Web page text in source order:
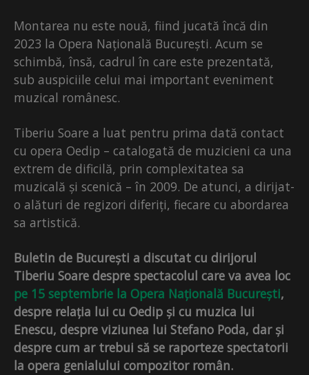
Montarea nu este nouă, fiind jucată încă din
2023 la Opera Națională București. Acum se
schimbă, însă, cadrul în care este prezentată,
sub auspiciile celui mai important eveniment
muzical românesc.
Tiberiu Soare a luat pentru prima dată contact
cu opera Oedip – catalogată de muzicieni ca una
extrem de dificilă, prin complexitatea sa
muzicală și scenică – în 2009. De atunci, a dirijat-
o alături de regizori diferiți, fiecare cu abordarea
sa artistică.
Buletin de București a discutat cu dirijorul
Tiberiu Soare despre spectacolul care va avea loc
pe 15 septembrie la Opera Națională București,
despre relația lui cu Oedip și cu muzica lui
Enescu, despre viziunea lui Stefano Poda, dar și
despre cum ar trebui să se raporteze spectatorii
la opera genialului compozitor român.